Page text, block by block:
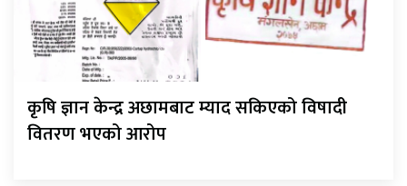
कृषि ज्ञान केन्द्र अछामबाट म्याद सकिएको विषादी
वितरण भएको आरोप